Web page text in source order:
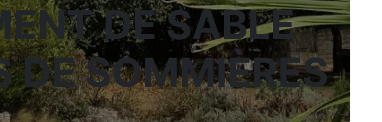
DE SABLE
DE SOMMIÈRES